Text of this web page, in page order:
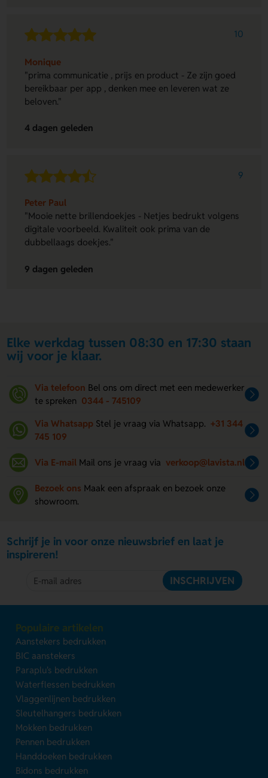
10
Monique
"prima communicatie , prijs en product - Ze zijn goed
bereikbaar per app , denken mee en leveren wat ze
beloven."
4 dagen geleden
9
Peter Paul
"Mooie nette brillendoekjes - Netjes bedrukt volgens
digitale voorbeeld. Kwaliteit ook prima van de
dubbellaags doekjes."
9 dagen geleden
Elke werkdag tussen 08:30 en 17:30 staan
wij voor je klaar.
Via telefoon Bel ons om direct met een medewerker
te spreken 0344 - 745109
Via Whatsapp Stel je vraag via Whatsapp. +31 344
745 109
Via E-mail Mail ons je vraag via verkoop@lavista.nl
Bezoek ons Maak een afspraak en bezoek onze
showroom.
Schrijf je in voor onze nieuwsbrief en laat je
inspireren!
INSCHRIJVEN
Populaire artikelen
Aanstekers bedrukken
BIC aanstekers
Paraplu's bedrukken
Waterflessen bedrukken
Vlaggenlijnen bedrukken
Sleutelhangers bedrukken
Mokken bedrukken
Pennen bedrukken
Handdoeken bedrukken
Bidons bedrukken